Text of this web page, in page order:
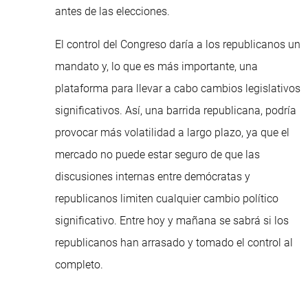
antes de las elecciones.
El control del Congreso daría a los republicanos un
mandato y, lo que es más importante, una
plataforma para llevar a cabo cambios legislativos
significativos. Así, una barrida republicana, podría
provocar más volatilidad a largo plazo, ya que el
mercado no puede estar seguro de que las
discusiones internas entre demócratas y
republicanos limiten cualquier cambio político
significativo. Entre hoy y mañana se sabrá si los
republicanos han arrasado y tomado el control al
completo.